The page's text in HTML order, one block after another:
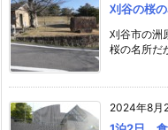
刈谷の桜
刈谷市の洲
桜の名所だ
2024年8月